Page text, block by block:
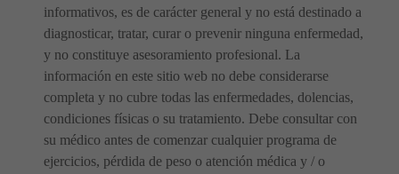
informativos, es de carácter general y no está destinado a
diagnosticar, tratar, curar o prevenir ninguna enfermedad,
y no constituye asesoramiento profesional. La
información en este sitio web no debe considerarse
completa y no cubre todas las enfermedades, dolencias,
condiciones físicas o su tratamiento. Debe consultar con
su médico antes de comenzar cualquier programa de
ejercicios, pérdida de peso o atención médica y / o